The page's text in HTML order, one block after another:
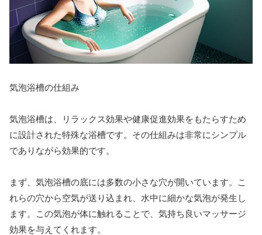
気泡浴槽の仕組み
気泡浴槽は、リラックス効果や健康促進効果をもたらすため
に設計された特殊な浴槽です。その仕組みは非常にシンプル
でありながら効果的です。
まず、気泡浴槽の底には多数の小さな穴が開いています。こ
れらの穴から空気が送り込まれ、水中に細かな気泡が発生し
ます。この気泡が体に触れることで、気持ち良いマッサージ
効果を与えてくれます。